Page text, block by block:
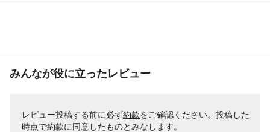
みんなが役に立ったレビュー
レビュー投稿する前に必ず約款をご確認ください。投稿した
時点で約款に同意したものとみなします。